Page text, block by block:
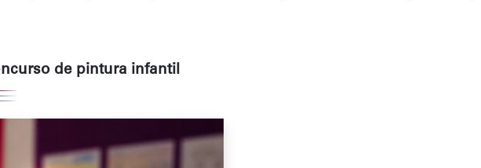
de pintura infantil